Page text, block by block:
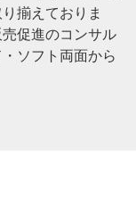
揃えておりま
促進のコンサル
ソフト両面から